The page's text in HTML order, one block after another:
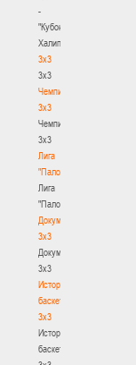
-
"Кубок
Халипского"
3x3
3x3
Чемпионат
3х3
Чемпионат
3х3
Лига
"Палова"
Лига
"Палова"
Документы
3х3
Документы
3х3
История
баскетбола
3х3
История
баскетбола